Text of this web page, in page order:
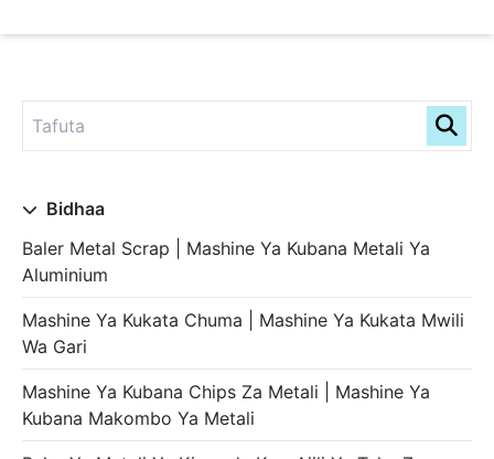
Bidhaa
Baler Metal Scrap | Mashine Ya Kubana Metali Ya
Aluminium
Mashine Ya Kukata Chuma | Mashine Ya Kukata Mwili
Wa Gari
Mashine Ya Kubana Chips Za Metali | Mashine Ya
Kubana Makombo Ya Metali